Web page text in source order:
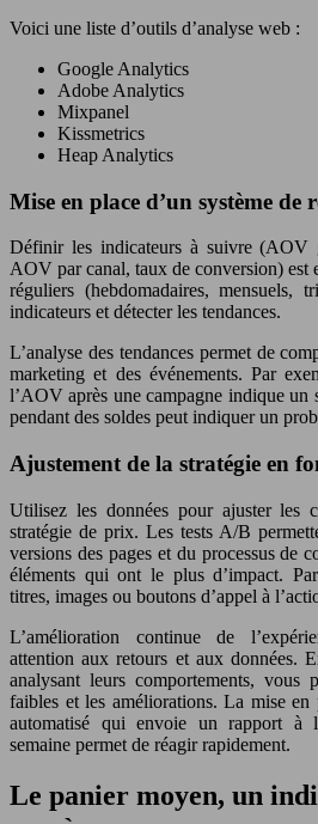
Voici une liste d’outils d’analyse web :
Google Analytics
Adobe Analytics
Mixpanel
Kissmetrics
Heap Analytics
Mise en place d’un système
Définir les indicateurs à suivre (AOV
AOV par canal, taux de conversion) est
réguliers (hebdomadaires, mensuels,
indicateurs et détecter les tendances.
L’analyse des tendances permet de
marketing et des événements. Par
l’AOV après une campagne indique un
pendant des soldes peut indiquer un
Ajustement de la stratégie en
Utilisez les données pour ajuster les
stratégie de prix. Les tests A/B
versions des pages et du processus de
éléments qui ont le plus d’impact.
titres, images ou boutons d’appel à
L’amélioration continue de
attention aux retours et aux données.
analysant leurs comportements, vous
faibles et les améliorations. La mise en
automatisé qui envoie un rapport à
semaine permet de réagir rapidement.
Le panier moyen, un